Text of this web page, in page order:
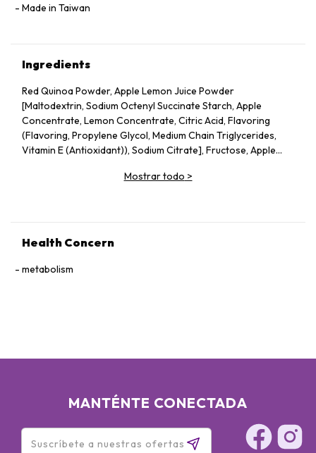
Made in Taiwan
Ingredients
Red Quinoa Powder, Apple Lemon Juice Powder
[Maltodextrin, Sodium Octenyl Succinate Starch, Apple
Concentrate, Lemon Concentrate, Citric Acid, Flavoring
(Flavoring, Propylene Glycol, Medium Chain Triglycerides,
Vitamin E (Antioxidant)), Sodium Citrate], Fructose, Apple
C, Probiotics (Lactobacillus acidophilus, Lactococcus lactis,
Mostrar todo >
Health Concern
metabolism
MANTÉNTE CONECTADA